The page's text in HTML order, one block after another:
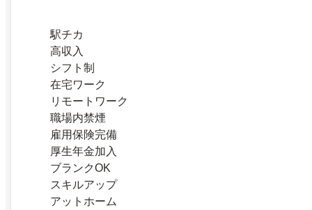
駅チカ
高収入
シフト制
在宅ワーク
リモートワーク
職場内禁煙
雇用保険完備
厚生年金加入
ブランクOK
スキルアップ
アットホーム